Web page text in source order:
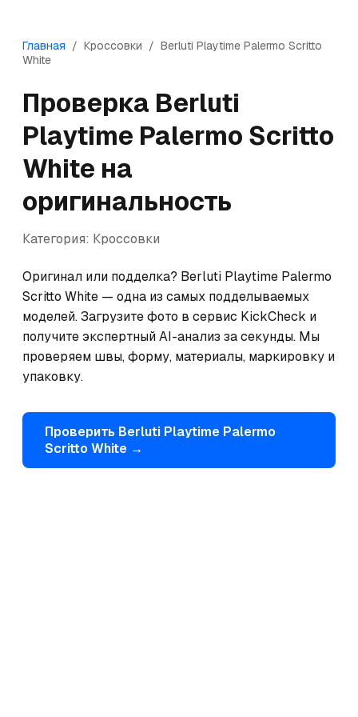
Главная / Кроссовки / Berluti Playtime Palermo Scritto
White
Проверка Berluti
Playtime Palermo Scritto
White на
оригинальность
Категория: Кроссовки
Оригинал или подделка? Berluti Playtime Palermo
Scritto White — одна из самых подделываемых
моделей. Загрузите фото в сервис KickCheck и
получите экспертный AI-анализ за секунды. Мы
проверяем швы, форму, материалы, маркировку и
упаковку.
Проверить Berluti Playtime Palermo
Scritto White →